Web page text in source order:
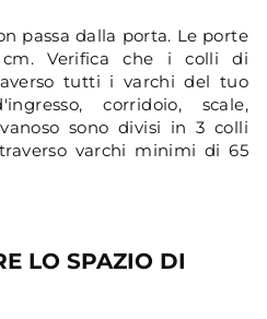
passa dalla porta. Le porte
Verifica che i colli di
tutti i varchi del tuo
corridoio, scale,
sono divisi in 3 colli
varchi minimi di 65
LO SPAZIO DI